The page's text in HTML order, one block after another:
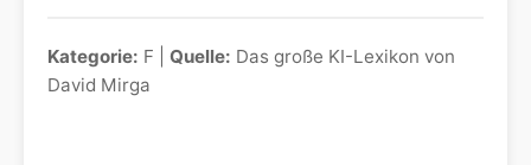
Kategorie: F | Quelle: Das große KI-Lexikon von
David Mirga